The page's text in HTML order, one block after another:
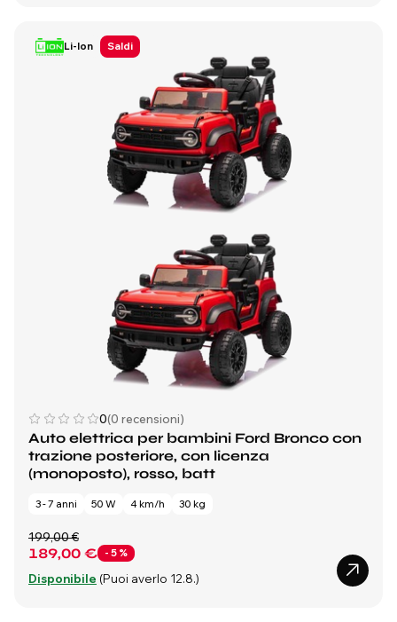
Li-Ion Saldi
0(0 recensioni)
Auto elettrica per bambini Ford Bronco con
trazione posteriore, con licenza
(monoposto), rosso, batt
3 - 7 anni 50 W 4 km/h 30 kg
189,00 € - 5 %
199,00 €
Disponibile (Puoi averlo 12.8.)